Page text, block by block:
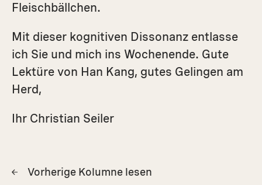
Fleischbällchen.
Mit dieser kognitiven Dissonanz entlasse
ich Sie und mich ins Wochenende. Gute
Lektüre von Han Kang, gutes Gelingen am
Herd,
Ihr Christian Seiler
Vorherige Kolumne lesen